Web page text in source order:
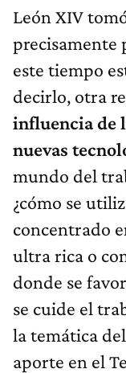
León XIV
precisamente
este tiempo
decirlo, otra
influencia de
nuevas
mundo del
¿cómo se
concentrado
ultra rica o
donde se
se cuide el
la temática
aporte en el